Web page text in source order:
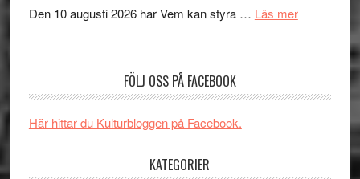
Edge
spännande
Den 10 augusti 2026 har Vem kan styra … Läs merom
FÖLJ OSS PÅ FACEBOOK
Här hittar du Kulturbloggen på Facebook.
KATEGORIER